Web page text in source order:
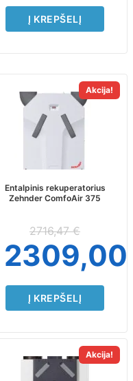
Į KREPŠELĮ
Akcija!
Entalpinis rekuperatorius
Zehnder ComfoAir 375
2716,47€
Į KREPŠELĮ
Akcija!